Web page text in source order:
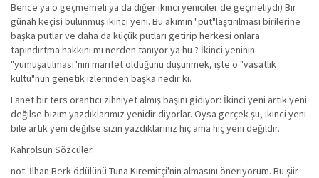
Bence ya o geçmemeli ya da diğer ikinci yeniciler de geçmeliydi) Bir
günah keçisi bulunmuş ikinci yeni. Bu akımın "put"laştırılması birilerine
başka putlar ve daha da küçük putları getirip herkesi onlara
tapındırtma hakkını mı nerden tanıyor ya hu ? İkinci yeninin
"yumuşatılması"nın marifet olduğunu düşünmek, işte o "vasatlık
kültü"nün genetik izlerinden başka nedir ki.
Lanet bir ters orantıcı zihniyet almış başını gidiyor: İkinci yeni artık yeni
değilse bizim yazdıklarımız yenidir diyorlar. Oysa gerçek şu, ikinci yeni
bile artık yeni değilse sizin yazdıklarınız hiç ama hiç yeni değildir.
Kahrolsun Sözcüler.
not: İlhan Berk ödülünü Tuna Kiremitçi'nin almasını öneriyorum. Bu şiir